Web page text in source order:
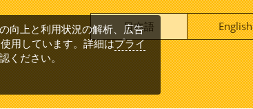
日本語 English
向上と利用状況の解析、広告
用しています。詳細はプライ
ください。